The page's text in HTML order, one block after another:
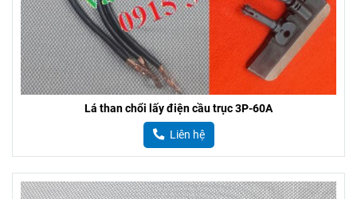
Lá than chổi lấy điện cầu trục 3P-60A
Liên hệ